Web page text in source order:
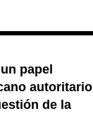
papel
autoritario
de la